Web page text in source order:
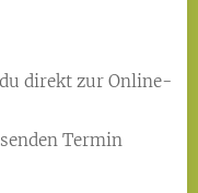
direkt zur Online-
Termin